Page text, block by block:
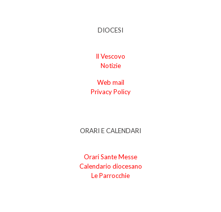
DIOCESI
Il Vescovo
Notizie
Web mail
Privacy Policy
ORARI E CALENDARI
Orari Sante Messe
Calendario diocesano
Le Parrocchie